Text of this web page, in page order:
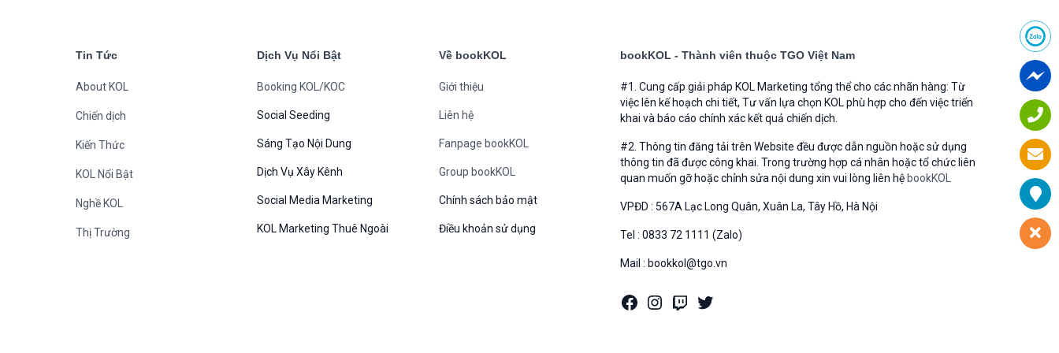
Tin Tức
About KOL
Chiến dịch
Kiến Thức
KOL Nổi Bật
Nghề KOL
Thị Trường
Dịch Vụ Nổi Bật
Booking KOL/KOC
Social Seeding
Sáng Tạo Nội Dung
Dịch Vụ Xây Kênh
Social Media Marketing
KOL Marketing Thuê Ngoài
Về bookKOL
Giới thiệu
Liên hệ
Fanpage bookKOL
Group bookKOL
Chính sách bảo mật
Điều khoản sử dụng
bookKOL - Thành viên thuộc TGO Việt Nam
#1. Cung cấp giải pháp KOL Marketing tổng thể cho các nhãn hàng: Từ
việc lên kế hoạch chi tiết, Tư vấn lựa chọn KOL phù hợp cho đến việc triển
khai và báo cáo chính xác kết quả chiến dịch.
#2. Thông tin đăng tải trên Website đều được dẫn nguồn hoặc sử dụng
thông tin đã được công khai. Trong trường hợp cá nhân hoặc tổ chức liên
quan muốn gỡ hoặc chỉnh sửa nội dung xin vui lòng liên hệbookKOL
VPĐD : 567A Lạc Long Quân, Xuân La, Tây Hồ, Hà Nội
Tel : 0833 72 1111 (Zalo)
Mail : bookkol@tgo.vn